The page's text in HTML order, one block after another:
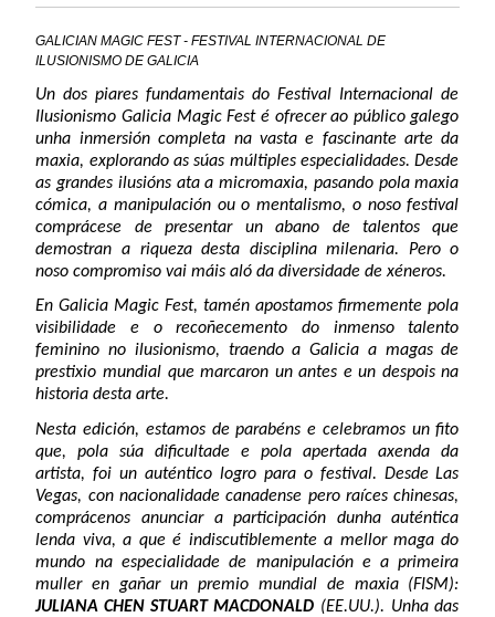
GALICIAN MAGIC FEST - FESTIVAL INTERNACIONAL DE
ILUSIONISMO DE GALICIA
Un dos piares fundamentais do Festival Internacional de
Ilusionismo Galicia Magic Fest é ofrecer ao público galego
unha inmersión completa na vasta e fascinante arte da
maxia, explorando as súas múltiples especialidades. Desde
as grandes ilusións ata a micromaxia, pasando pola maxia
cómica, a manipulación ou o mentalismo, o noso festival
comprácese de presentar un abano de talentos que
demostran a riqueza desta disciplina milenaria. Pero o
noso compromiso vai máis aló da diversidade de xéneros.
En Galicia Magic Fest, tamén apostamos firmemente pola
visibilidade e o recoñecemento do inmenso talento
feminino no ilusionismo, traendo a Galicia a magas de
prestixio mundial que marcaron un antes e un despois na
historia desta arte.
Nesta edición, estamos de parabéns e celebramos un fito
que, pola súa dificultade e pola apertada axenda da
artista, foi un auténtico logro para o festival. Desde Las
Vegas, con nacionalidade canadense pero raíces chinesas,
comprácenos anunciar a participación dunha auténtica
lenda viva, a que é indiscutiblemente a mellor maga do
mundo na especialidade de manipulación e a primeira
muller en gañar un premio mundial de maxia (FISM):
JULIANA CHEN STUART MACDONALD (EE.UU.). Unha das